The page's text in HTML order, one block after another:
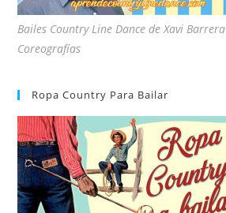
Bailes Country Line Dance de Xavi Barrera
Coreografías
Ropa Country Para Bailar